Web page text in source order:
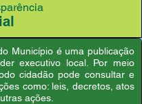
Município é uma publicação
executivo local. Por meio
cidadão pode consultar e
como: leis, decretos, atos
ações.